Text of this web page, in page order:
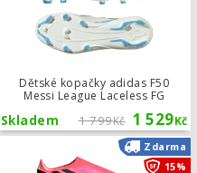
Dětské kopačky adidas F50
Messi League Laceless FG
1 799Kč 1 529Kč
Skladem
Dětské kopačky adidas F50Zdarma
15%